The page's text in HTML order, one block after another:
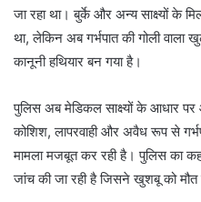
जा रहा था। बुर्के और अन्य साक्ष्यों के
था, लेकिन अब गर्भपात की गोली
कानूनी हथियार बन गया है।
​पुलिस अब मेडिकल साक्ष्यों के आधार पर
कोशिश, लापरवाही और अवैध रूप से
मामला मजबूत कर रही है। पुलिस का
जांच की जा रही है जिसने खुशबू को